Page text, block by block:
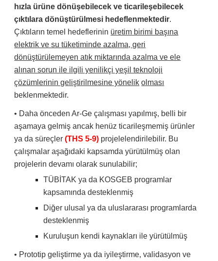
hızla ürüne dönüşebilecek ve ticarileşebilecek
çıktılara dönüştürülmesi hedeflenmektedir.
Çıktıların temel hedeflerinin üretim birimi başına
elektrik ve su tüketiminde azalma, geri
dönüştürülemeyen atık miktarında azalma ve ele
alınan sorun ile ilgili yenilikçi yeşil teknoloji
çözümlerinin geliştirilmesine yönelik olması
beklenmektedir.
• Daha önceden Ar-Ge çalışması yapılmış, belli bir
aşamaya gelmiş ancak henüz ticarileşmemiş ürünler
ya da süreçler(THS 5-9) projelelendirilebilir. Bu
çalışmalar aşağıdaki kapsamda yürütülmüş olan
projelerin devamı olarak sunulabilir;
TÜBİTAK ya da KOSGEB programlar
kapsamında desteklenmiş
Diğer ulusal ya da uluslararası programlarda
desteklenmiş
Kuruluşun kendi kaynakları ile yürütülmüş
• Prototip geliştirme ya da iyileştirme, validasyon ve